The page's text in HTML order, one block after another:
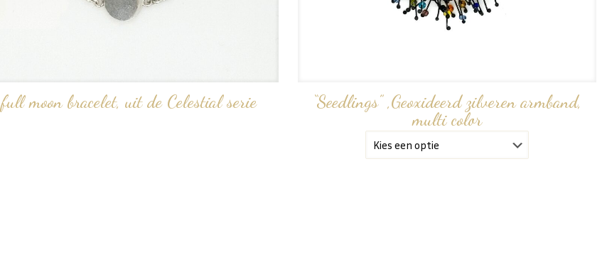
full moon bracelet, uit de Celestial serie
“Seedlings” ,Geoxideerd zilveren armband,
multi color